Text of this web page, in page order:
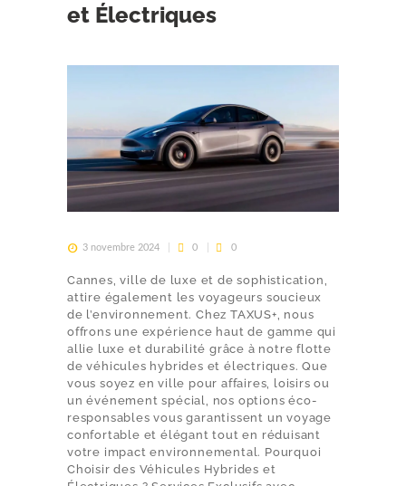
CHAUFFEUR PRIVÉ
TRANSFERTS AÉROPORT
MISE À DISPOSITION
RÉSERVATION
et Électriques
3 novembre 2024 0 0
Cannes, ville de luxe et de sophistication,
attire également les voyageurs soucieux
de l’environnement. Chez TAXUS+, nous
offrons une expérience haut de gamme qui
allie luxe et durabilité grâce à notre flotte
de véhicules hybrides et électriques. Que
vous soyez en ville pour affaires, loisirs ou
un événement spécial, nos options éco-
responsables vous garantissent un voyage
confortable et élégant tout en réduisant
votre impact environnemental. Pourquoi
Choisir des Véhicules Hybrides et